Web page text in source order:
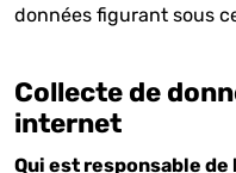
données figurant sous
Collecte de
internet
Qui est responsable